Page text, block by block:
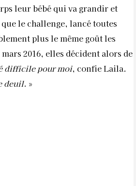
leur bébé qui va grandir et
le challenge, lancé toutes
plus le même goût les
2016, elles décident alors de
difficile pour moi, confie Laila.
deuil. »